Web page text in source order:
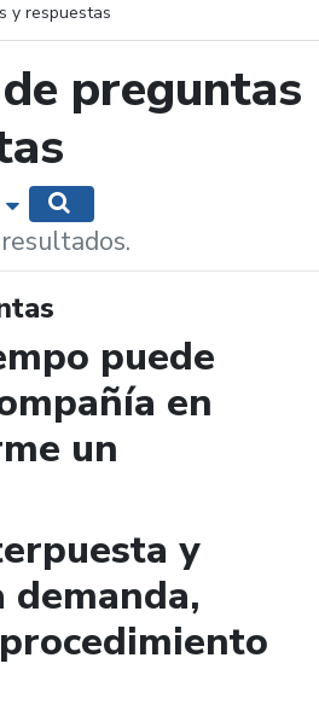
y respuestas
preguntas
Mostrar opciones de búsqueda
puede
en
un
y